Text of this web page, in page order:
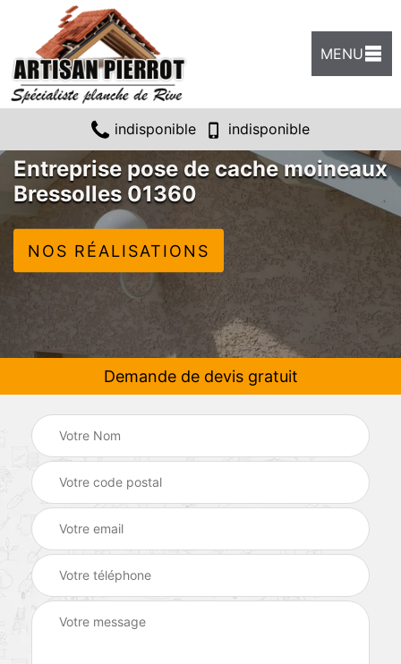
MENU
indisponible indisponible
Entreprise pose de cache moineaux
Bressolles 01360
NOS RÉALISATIONS
Demande de devis gratuit